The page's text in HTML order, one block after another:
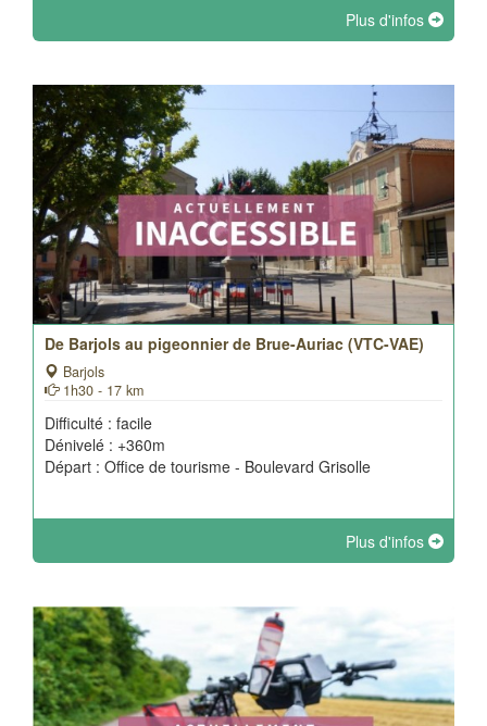
Plus d'infos
De Barjols au pigeonnier de Brue-Auriac (VTC-VAE)
Barjols
1h30 - 17 km
Difficulté : facile
Dénivelé : +360m
Départ : Office de tourisme - Boulevard Grisolle
Plus d'infos